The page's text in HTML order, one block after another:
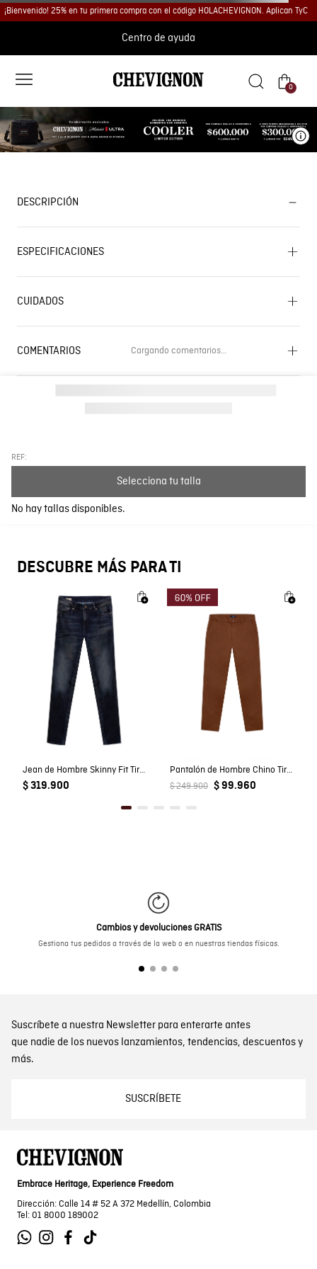
¡Bienvenido! 25% en tu primera compra con el código HOLACHEVIGNON. Aplican TyC
Centro de ayuda
0
REF:
Selecciona tu talla
No hay tallas disponibles.
DESCRIPCIÓN
ESPECIFICACIONES
CUIDADOS
COMENTARIOS Cargando comentarios…
Cargando el resumen…
DESCUBRE MÁS PARA TI
Jean de Hombre Skinny Fit Tiro Medio Lavado Ultra Oscuro Look Vintage en Mezcla de Algodón Famous
$ 319.900
Pantalón de Hombre Chino Tiro Medio con Bolsillos Diagonales en Mezcla de Algodón
$ 249.900 $ 99.960
Cambios y devoluciones GRATIS
Gestiona tus pedidos a través de la web o en nuestras tiendas físicas.
Suscríbete a nuestra Newsletter para enterarte antes
que nadie de los nuevos lanzamientos, tendencias, descuentos y
más.
SUSCRÍBETE
Embrace Heritage, Experience Freedom
Dirección: Calle 14 # 52 A 372 Medellín, Colombia
Tel: 01 8000 189002